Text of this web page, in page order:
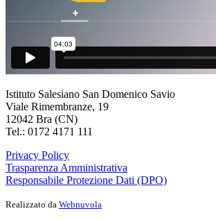
Istituto Salesiano San Domenico Savio
Viale Rimembranze, 19
12042 Bra (CN)
Tel.: 0172 4171 111
Privacy Policy
Trasparenza Amministrativa
Responsabile Protezione Dati (DPO)
Realizzato da Webnuvola